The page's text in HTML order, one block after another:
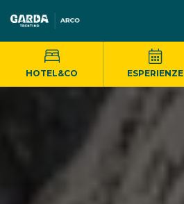
HOTEL&CO ESPERIENZE